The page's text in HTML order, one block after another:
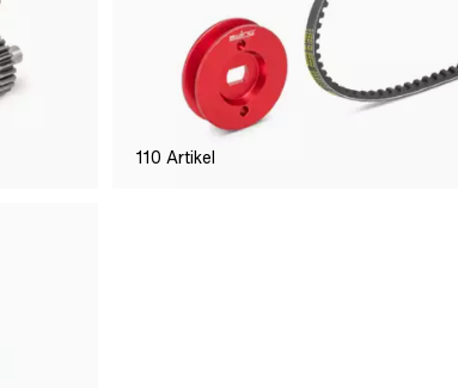
110 Artikel